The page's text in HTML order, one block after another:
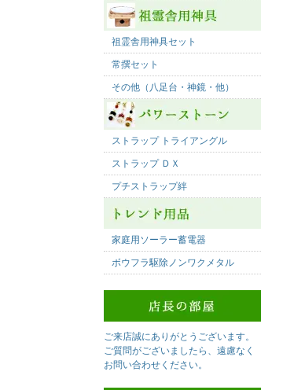
祖霊舎用神具セット
常撰セット
その他（八足台・神鏡・他）
ストラップ トライアングル
ストラップ ＤＸ
プチストラップ絆
家庭用ソーラー蓄電器
ボウフラ駆除ノンワクメタル
ご来店誠にありがとうございます。
ご質問がございましたら、遠慮なく
お問い合わせください。